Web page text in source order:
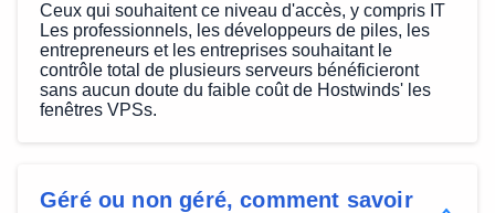
Ceux qui souhaitent ce niveau d'accès, y compris IT
Les professionnels, les développeurs de piles, les
entrepreneurs et les entreprises souhaitant le
contrôle total de plusieurs serveurs bénéficieront
sans aucun doute du faible coût de Hostwinds' les
fenêtres VPSs.
Géré ou non géré, comment savoir